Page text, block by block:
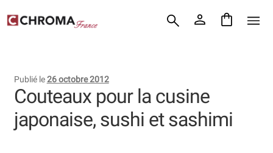
Aller
Aller
Chroma France
Commande
Conditions Générales de Vente
Publié le26 octobre 2012
Couteaux pour la cusine
japonaise, sushi et sashimi